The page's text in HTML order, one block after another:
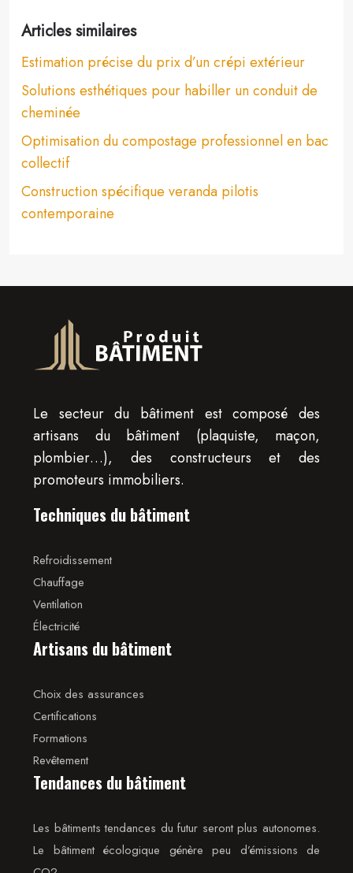
Articles similaires
Estimation précise du prix d’un crépi extérieur
Solutions esthétiques pour habiller un conduit de
cheminée
Optimisation du compostage professionnel en bac
collectif
Construction spécifique veranda pilotis
contemporaine
Le secteur du bâtiment est composé des
artisans du bâtiment (plaquiste, maçon,
plombier…), des constructeurs et des
promoteurs immobiliers.
Techniques du bâtiment
Refroidissement
Chauffage
Ventilation
Électricité
Artisans du bâtiment
Choix des assurances
Certifications
Formations
Revêtement
Tendances du bâtiment
Les bâtiments tendances du futur seront plus autonomes.
Le bâtiment écologique génère peu d’émissions de